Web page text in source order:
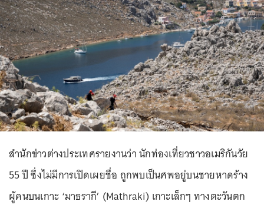
สำนักข่าวต่างประเทศรายงานว่า นักท่องเที่ยวชาวอเมริกันวัย
55 ปี ซึ่งไม่มีการเปิดเผยชื่อ ถูกพบเป็นศพอยู่บนชายหาดร้าง
ผู้คนบนเกาะ ‘มาธรากี’ (Mathraki) เกาะเล็กๆ ทางตะวันตก